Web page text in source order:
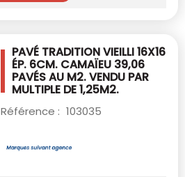
PAVÉ TRADITION VIEILLI 16X16
ÉP. 6CM. CAMAÏEU 39,06
PAVÉS AU M2.VENDU PAR
MULTIPLE DE 1,25M2.
Référence : 103035